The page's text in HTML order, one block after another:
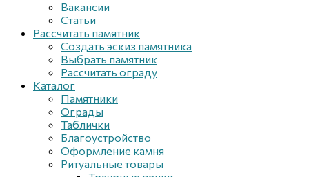
Вакансии
Статьи
Рассчитать памятник
Создать эскиз памятника
Выбрать памятник
Рассчитать ограду
Каталог
Памятники
Ограды
Таблички
Благоустройствo
Оформление камня
Ритуальные товары